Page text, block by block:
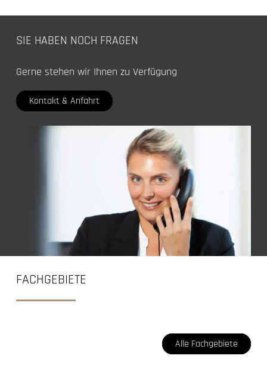
SIE HABEN NOCH FRAGEN
Gerne stehen wir Ihnen zu Verfügung
Kontakt & Anfahrt
FACHGEBIETE
Alle Fachgebiete